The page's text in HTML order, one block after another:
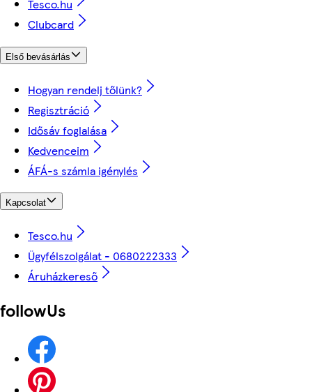
Tesco.hu
Clubcard
Első bevásárlás
Hogyan rendelj tőlünk?
Regisztráció
Idősáv foglalása
Kedvenceim
ÁFÁ-s számla igénylés
Kapcsolat
Tesco.hu
Ügyfélszolgálat - 0680222333
Áruházkereső
followUs